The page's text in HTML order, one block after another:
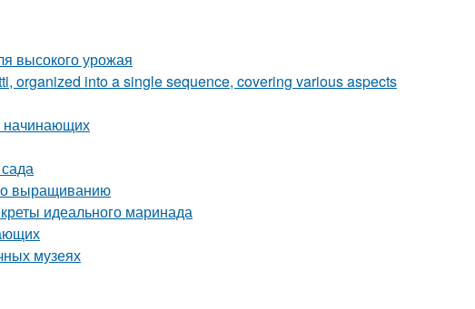
высокого урожая
organized into a single sequence, covering various aspects
начинающих
выращиванию
идеального маринада
музеях